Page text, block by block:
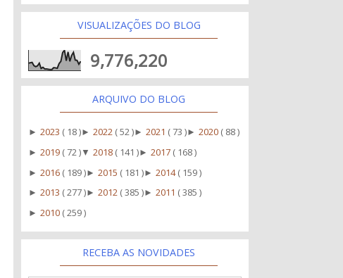
VISUALIZAÇÕES DO BLOG
9,776,220
ARQUIVO DO BLOG
►2023 ( 18 )►2022 ( 52 )►2021 ( 73 )►2020 ( 88 )
►2019 ( 72 ) ▼2018 ( 141 )►2017 ( 168 )
►2016 ( 189 )►2015 ( 181 )►2014( 159 )
►2013 ( 277 )►2012 ( 385 )►2011 ( 385 )
►2010 ( 259 )
RECEBA AS NOVIDADES